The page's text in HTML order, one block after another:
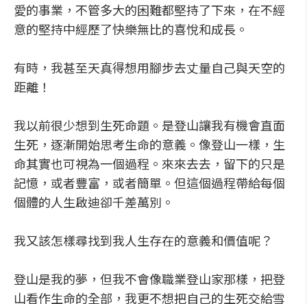
愛的事業，不管多大的困難都堅持了下來，在不經
意的堅持中經歷了快樂無比的喜悅和成長。
有時，我甚至天真得想用腳步去丈量自己與天空的
距離！
我以前很少想到生死命題。是登山讓我有機會直面
生死，逐漸開始思考生命的意義。像登山一樣，生
命其實也可視為一個過程。來來去去，留下的只是
記憶，或者豐富，或者簡單。但這個過程帶給每個
個體的人生啟迪卻千差萬別。
我又該怎樣尋找到我人生存在的意義和價值呢？
登山是我的夢，但我不會像職業登山家那樣，把登
山看作生命的全部，我更不想把自己的生死交給雪